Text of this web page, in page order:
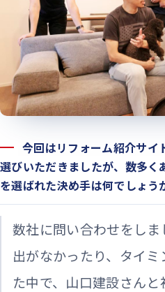
今回はリフォーム紹介サイ
選びいただきましたが、数多く
を選ばれた決め手は何でしょう
数社に問い合わせをし
出がなかったり、タイ
た中で、山口建設さん